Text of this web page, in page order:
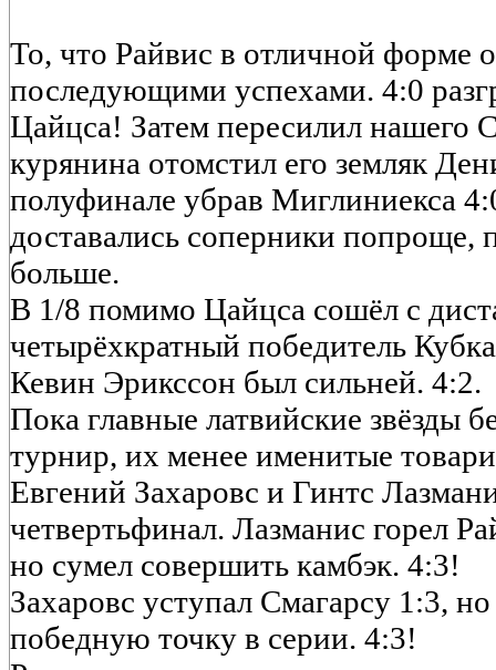
То, что Райвис в отличной форме
последующими успехами. 4:0
Цайцса! Затем пересилил нашего
курянина отомстил его земляк
полуфинале убрав Миглиниекса
доставались соперники попроще,
больше.
В 1/8 помимо Цайцса сошёл с
четырёхкратный победитель
Кевин Эрикссон был сильней. 4:2.
Пока главные латвийские звёзды
турнир, их менее именитые
Евгений Захаровс и Гинтс
четвертьфинал. Лазманис горел
но сумел совершить камбэк. 4:3!
Захаровс уступал Смагарсу 1:3,
победную точку в серии. 4:3!